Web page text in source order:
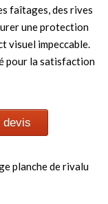
faîtages, des rives
une protection
visuel impeccable.
pour la satisfaction
devis
planche de rivalu